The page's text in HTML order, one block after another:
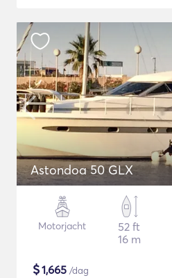
Astondoa 50 GLX
Motorjacht
52 ft
16 m
$1,665 /dag